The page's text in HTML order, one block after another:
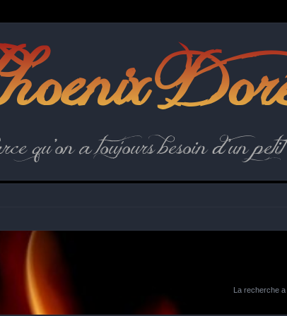
qu'on a toujours besoin d'un
La recherche